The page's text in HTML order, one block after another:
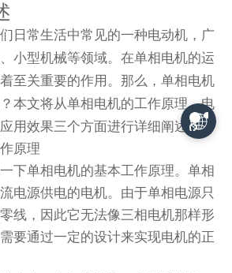
日常生活中常见的一种电动机，广
小型机械等领域。在单相电机的运
至关重要的作用。那么，单相电机
本文将从单相电机的工作原理、电
用效果三个方面进行详细阐述。
原理
下单相电机的基本工作原理。单相
电源供电的电机。由于单相电源只
线，因此它无法像三相电机那样形
要通过一定的设计来实现电机的正